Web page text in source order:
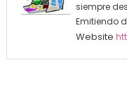
siempre
Emitiendo
Website